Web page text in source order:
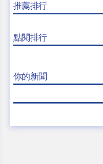
推薦排行
點閱排行
你的新聞